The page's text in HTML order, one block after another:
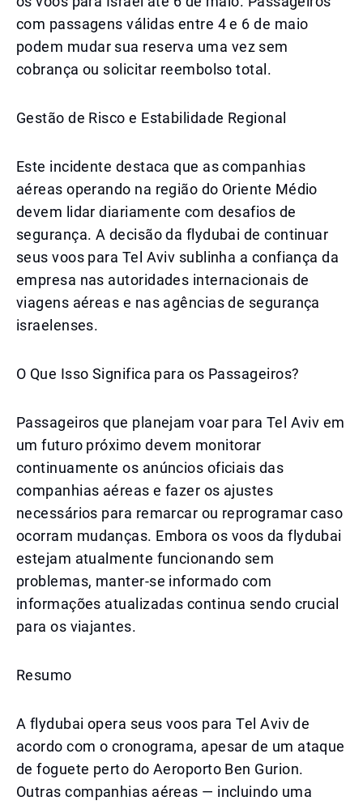
com passagens válidas entre 4 e 6 de maio
podem mudar sua reserva uma vez sem
cobrança ou solicitar reembolso total.
Gestão de Risco e Estabilidade Regional
Este incidente destaca que as companhias
aéreas operando na região do Oriente Médio
devem lidar diariamente com desafios de
segurança. A decisão da flydubai de continuar
seus voos para Tel Aviv sublinha a confiança da
empresa nas autoridades internacionais de
viagens aéreas e nas agências de segurança
israelenses.
O Que Isso Significa para os Passageiros?
Passageiros que planejam voar para Tel Aviv em
um futuro próximo devem monitorar
continuamente os anúncios oficiais das
companhias aéreas e fazer os ajustes
necessários para remarcar ou reprogramar caso
ocorram mudanças. Embora os voos da flydubai
estejam atualmente funcionando sem
problemas, manter-se informado com
informações atualizadas continua sendo crucial
para os viajantes.
Resumo
A flydubai opera seus voos para Tel Aviv de
acordo com o cronograma, apesar de um ataque
de foguete perto do Aeroporto Ben Gurion.
Outras companhias aéreas — incluindo uma